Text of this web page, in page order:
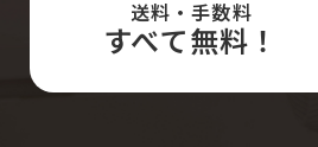
送料・手数料
すべて無料！